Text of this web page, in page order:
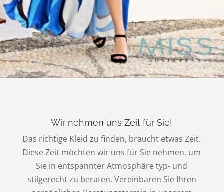
Wir nehmen uns Zeit für Sie!
Das richtige Kleid zu finden, braucht etwas Zeit.
Diese Zeit möchten wir uns für Sie nehmen, um
Sie in entspannter Atmosphäre typ- und
stilgerecht zu beraten. Vereinbaren Sie Ihren